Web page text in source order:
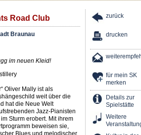
Road Club
Braunau
im neuen Kleid!
Oliver Mally ist als
weit über die
hat die Neue Welt
Jazz-Pianisten
Sturm erobert. Mit ihrem
beweisen sie,
Blues und melodischer
zurück
drucken
für mein SK
merken
Details zur
Spielstätte
Weitere